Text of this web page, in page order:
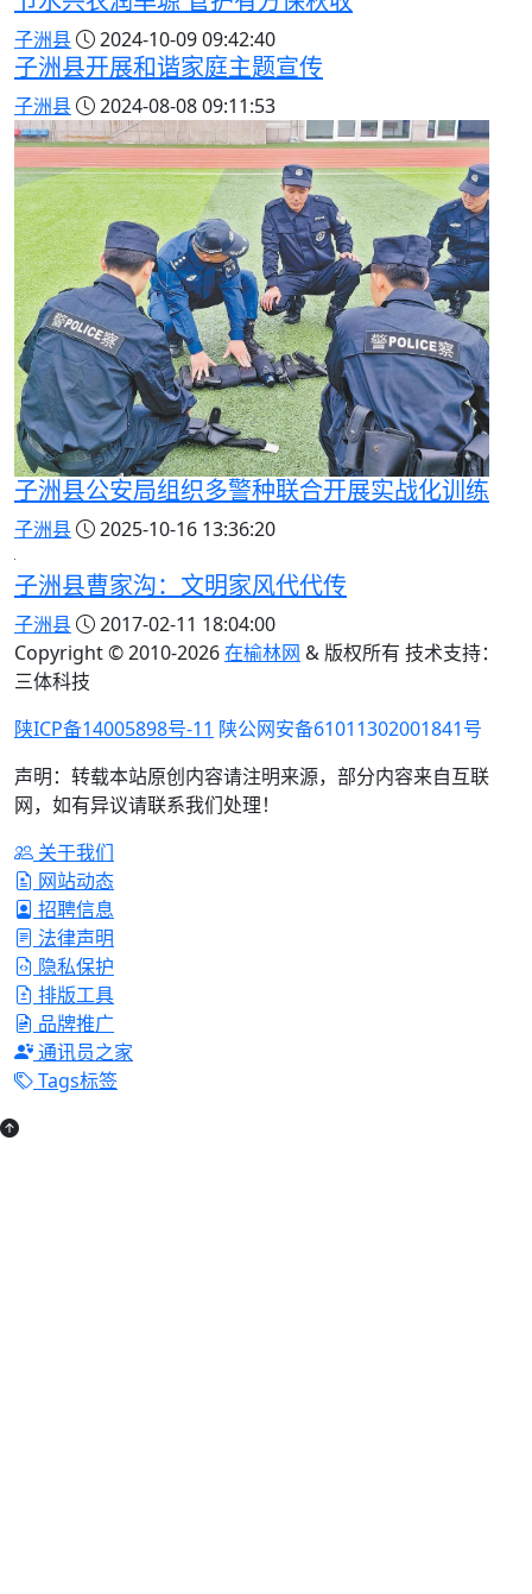
子洲县 2024-10-09 09:42:40
子洲县开展和谐家庭主题宣传
子洲县 2024-08-08 09:11:53
子洲县公安局组织多警种联合开展实战化训练
子洲县 2025-10-16 13:36:20
子洲县曹家沟：文明家风代代传
子洲县
2017-02-11 18:04:00
Copyright © 2010-2026在榆林网 & 版权所有 技术支持：
三体科技
陕ICP备14005898号-11 陕公网安备61011302001841号
声明：转载本站原创内容请注明来源，部分内容来自互联
网，如有异议请联系我们处理！
关于我们
网站动态
招聘信息
法律声明
隐私保护
排版工具
品牌推广
通讯员之家
Tags标签